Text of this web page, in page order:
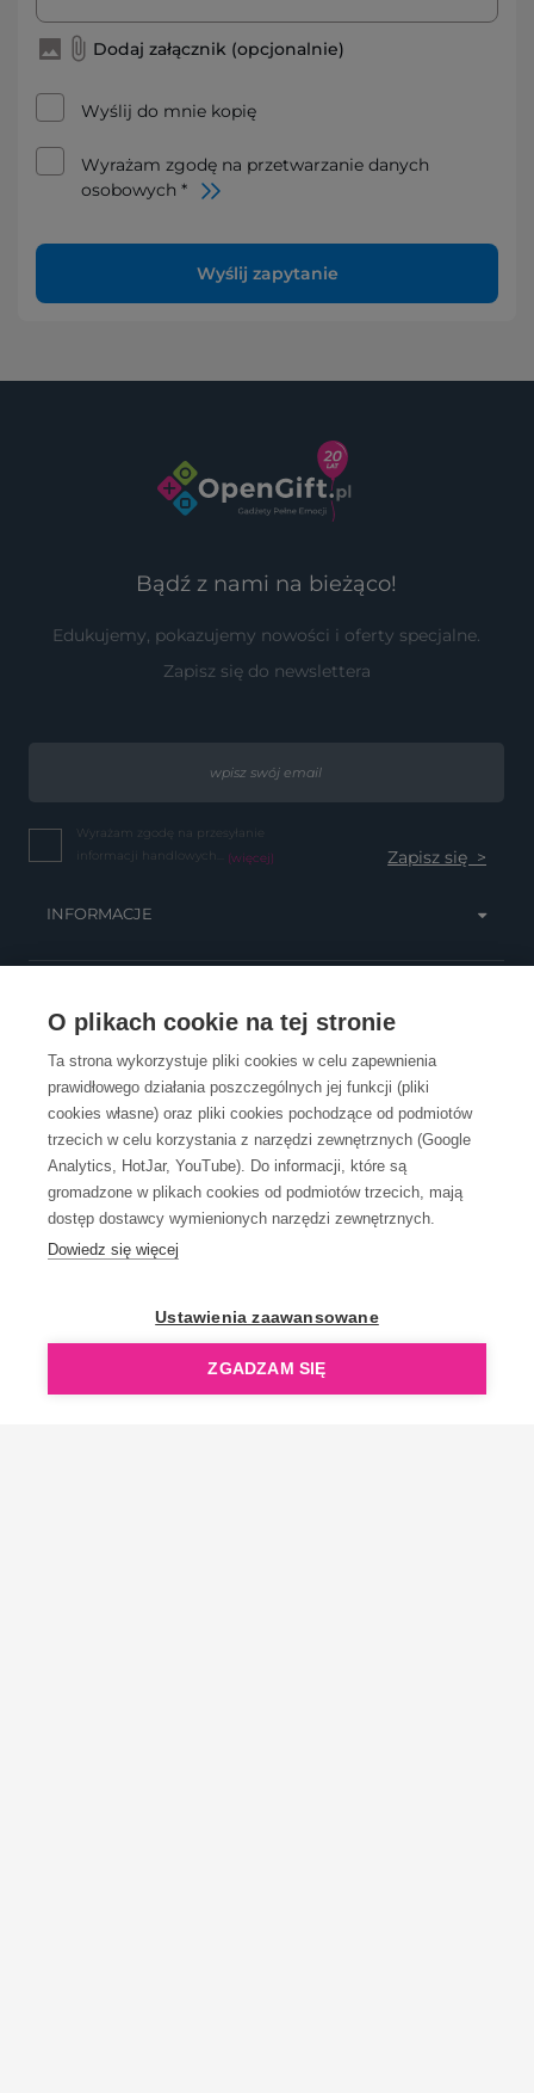
O plikach cookie na tej stronie
Ta strona wykorzystuje pliki cookies w celu zapewnienia
prawidłowego działania poszczególnych jej funkcji (pliki
cookies własne) oraz pliki cookies pochodzące od podmiotów
trzecich w celu korzystania z narzędzi zewnętrznych (Google
Analytics, HotJar, YouTube). Do informacji, które są
gromadzone w plikach cookies od podmiotów trzecich, mają
dostęp dostawcy wymienionych narzędzi zewnętrznych.
Dowiedz się więcej
Ustawienia zaawansowane
ZGADZAM SIĘ
Dodaj załącznik (opcjonalnie)
Wyślij do mnie kopię
Wyrażam zgodę na przetwarzanie danych
osobowych *
Wyślij zapytanie
Bądź z nami na bieżąco!
Edukujemy, pokazujemy nowości i oferty specjalne.
Zapisz się do newslettera
Wyrażam zgodę na przesyłanie
informacji handlowych... (więcej)
INFORMACJE
OBSŁUGA KLIENTA
KONTAKT
OpenGift jest częścią ReflectGroup.